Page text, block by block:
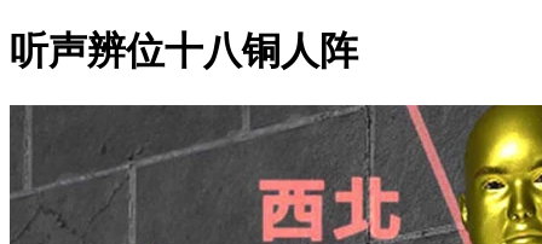
听声辨位十八铜人阵